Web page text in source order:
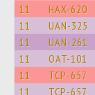
11 HAX-620
11 UAN-325
11 UAN-261
11 OAT-101
11 TCP-657
11 TCP-657